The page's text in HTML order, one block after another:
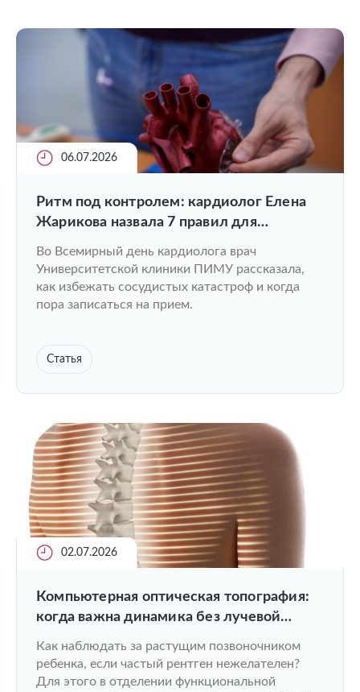
06.07.2026
Ритм под контролем: кардиолог Елена
Жарикова назвала 7 правил для
Во Всемирный день кардиолога врач
Университетской клиники ПИМУ рассказала,
как избежать сосудистых катастроф и когда
пора записаться на прием.
Статья
02.07.2026
Компьютерная оптическая топография:
когда важна динамика без лучевой
нагрузки
Как наблюдать за растущим позвоночником
ребенка, если частый рентген нежелателен?
Для этого в отделении функциональной